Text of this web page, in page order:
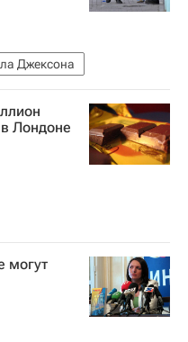
Джексона
Лондоне
могут